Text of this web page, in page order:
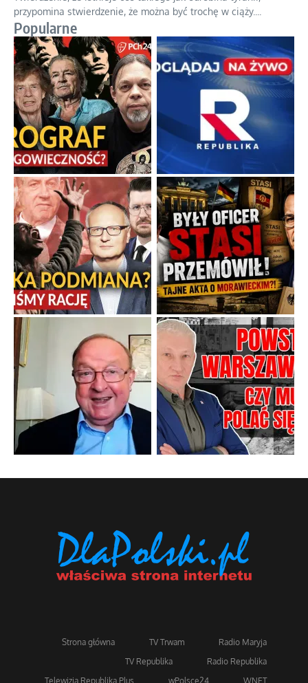
Gorzka pigułka od politycznego emeryta
Twierdzenie, że istnieje coś takiego jak odrobina tyranii,
przypomina stwierdzenie, że można być trochę w ciąży. ...
Popularne